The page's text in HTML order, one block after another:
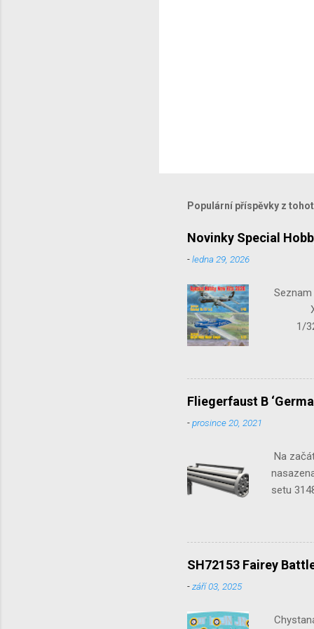
Populární příspěvky z
Novinky Special
-ledna 29, 2026
X-15-
1/32
Fliegerfaust B
-prosince 20, 2021
Na
setu
SH72153 Fairey
-září 03, 2025